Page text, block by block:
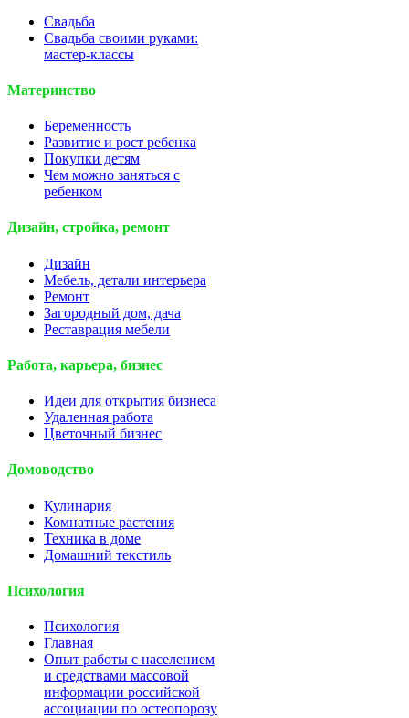
Свадьба
Свадьба своими руками:
мастер-классы
Материнство
Беременность
Развитие и рост ребенка
Покупки детям
Чем можно заняться с
ребенком
Дизайн, стройка, ремонт
Дизайн
Мебель, детали интерьера
Ремонт
Загородный дом, дача
Реставрация мебели
Работа, карьера, бизнес
Идеи для открытия бизнеса
Удаленная работа
Цветочный бизнес
Домоводство
Кулинария
Комнатные растения
Техника в доме
Домашний текстиль
Психология
Психология
Главная
Опыт работы с населением
и средствами массовой
информации российской
ассоциации по остеопорозу